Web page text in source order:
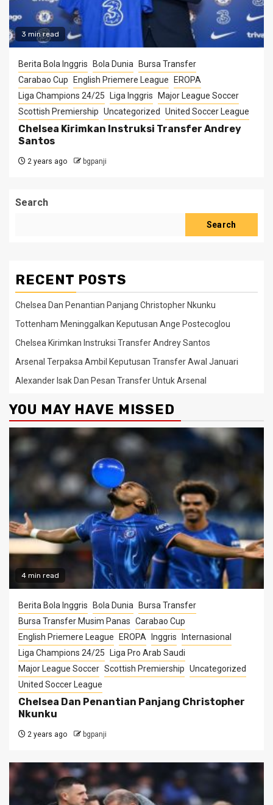
3 min read
Berita Bola Inggris Bola Dunia
Bursa Transfer
Carabao Cup
English Priemere League
EROPA
Liga Champions 24/25
Liga Inggris
Major League Soccer
Scottish Premiership Uncategorized United Soccer League
Chelsea Kirimkan Instruksi Transfer Andrey
Santos
2 years ago bgpanji
Search
Search
RECENT POSTS
Chelsea Dan Penantian Panjang Christopher Nkunku
Tottenham Meninggalkan Keputusan Ange Postecoglou
Chelsea Kirimkan Instruksi Transfer Andrey Santos
Arsenal Terpaksa Ambil Keputusan Transfer Awal Januari
Alexander Isak Dan Pesan Transfer Untuk Arsenal
YOU MAY HAVE MISSED
4 min read
Berita Bola Inggris Bola Dunia
Bursa Transfer
Bursa Transfer Musim Panas Carabao Cup
English Priemere League
EROPA Inggris
Internasional
Liga Champions 24/25
Liga Pro Arab Saudi
Major League Soccer Scottish Premiership Uncategorized
United Soccer League
Chelsea Dan Penantian Panjang Christopher
Nkunku
2 years ago bgpanji